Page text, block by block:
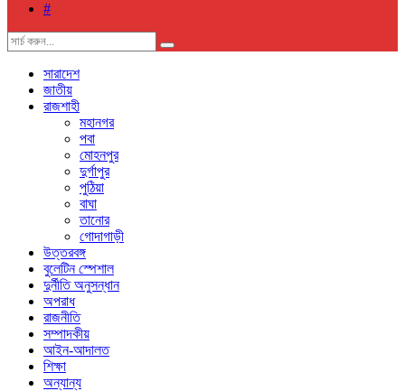
#
সারাদেশ
জাতীয়
রাজশাহী
মহানগর
পবা
মোহনপুর
দুর্গাপুর
পুঠিয়া
বাঘা
তানোর
গোদাগাড়ী
উত্তরবঙ্গ
বুলেটিন স্পেশাল
দুর্নীতি অনুসন্ধান
অপরাধ
রাজনীতি
সম্পাদকীয়
আইন-আদালত
শিক্ষা
অন্যান্য